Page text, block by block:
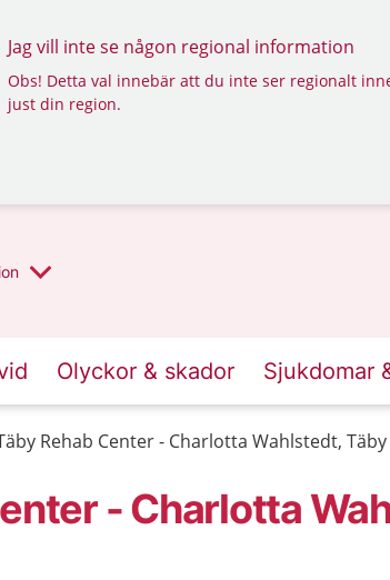
Jag vill inte se någon regional information
Obs! Detta val innebär att du inte ser regionalt
just din region.
Olyckor & skador Sjukdomar
Rehab Center - Charlotta Wahlstedt, Täby
- Charlotta